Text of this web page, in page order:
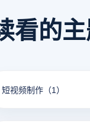
看的
短视频制作 （1）